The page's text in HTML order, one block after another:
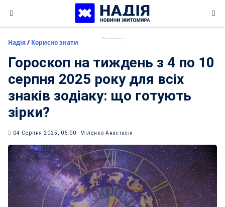
content
Надія/ Корисно знати
Гороскоп на тиждень з 4 по 10
серпня 2025 року для всіх
знаків зодіаку: що готують
зірки?
04 Серпня 2025, 06:00 Міленко Анастасія